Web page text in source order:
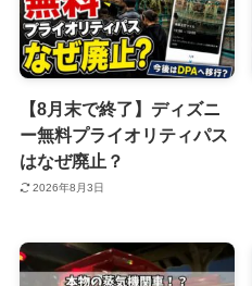
【8月末で終了】ディズニ
ー無料プライオリティパス
はなぜ廃止？
2026年8月3日